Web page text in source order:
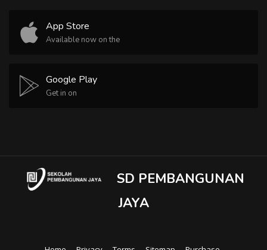
App Store
Available now on the
Google Play
Get in on
SD PEMBANGUNAN
JAYA